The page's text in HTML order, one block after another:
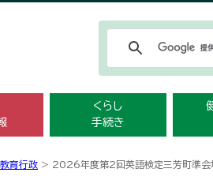
くらし
手続き
教育行政 > 2026年度第2回英語検定三芳町準会